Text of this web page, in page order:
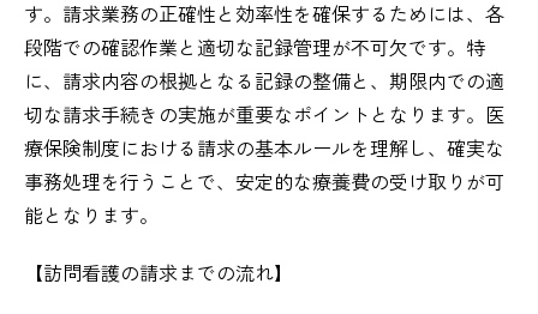
す。請求業務の正確性と効率性を確保するためには、各
段階での確認作業と適切な記録管理が不可欠です。特
に、請求内容の根拠となる記録の整備と、期限内での適
切な請求手続きの実施が重要なポイントとなります。医
療保険制度における請求の基本ルールを理解し、確実な
事務処理を行うことで、安定的な療養費の受け取りが可
能となります。
【訪問看護の請求までの流れ】